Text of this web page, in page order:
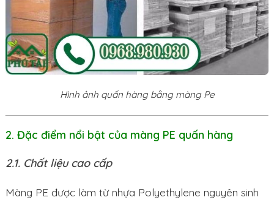
Hình ảnh quấn hàng bằng màng Pe
2. Đặc điểm nổi bật của màng PE quấn hàng
2.1. Chất liệu cao cấp
Màng PE được làm từ nhựa Polyethylene nguyên sinh